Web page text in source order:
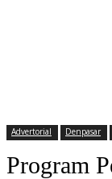
Advertorial Denpasar
Program